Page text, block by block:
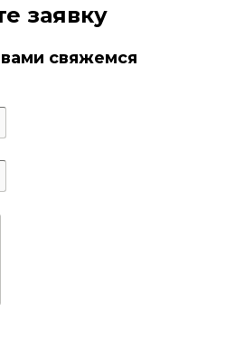
заявку
свяжемся